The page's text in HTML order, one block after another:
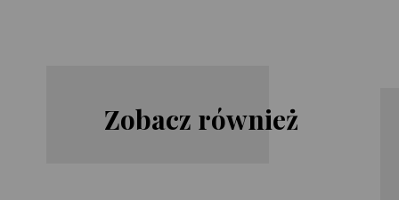
Zobacz również
Steve
Lisa